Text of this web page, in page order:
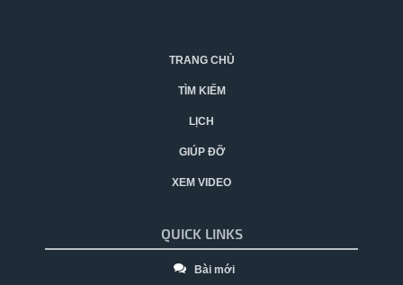
TRANG CHỦ
TÌM KIẾM
LỊCH
GIÚP ĐỠ
XEM VIDEO
QUICK LINKS
Bài mới